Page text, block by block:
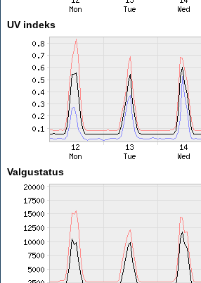
UV indeks
Valgustatus